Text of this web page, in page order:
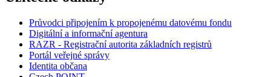
Průvodci připojením k propojenému datovému fondu
Digitální a informační agentura
RAZR - Registrační autorita základních registrů
Portál veřejné správy
Identita občana